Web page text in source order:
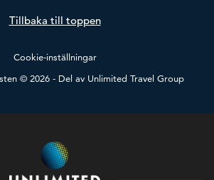
Tillbaka till toppen
Cookie-inställningar
© 2026 - Del av Unlimited Travel Group